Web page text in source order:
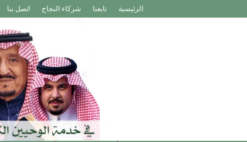
الرئيسية تابعنا شركاء النجاح اتصل بنا